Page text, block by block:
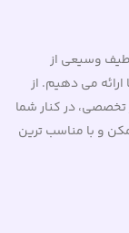
طیف وسیعی از
می دهیم. از
تخصصی، در کنار شما
و با مناسب ترین